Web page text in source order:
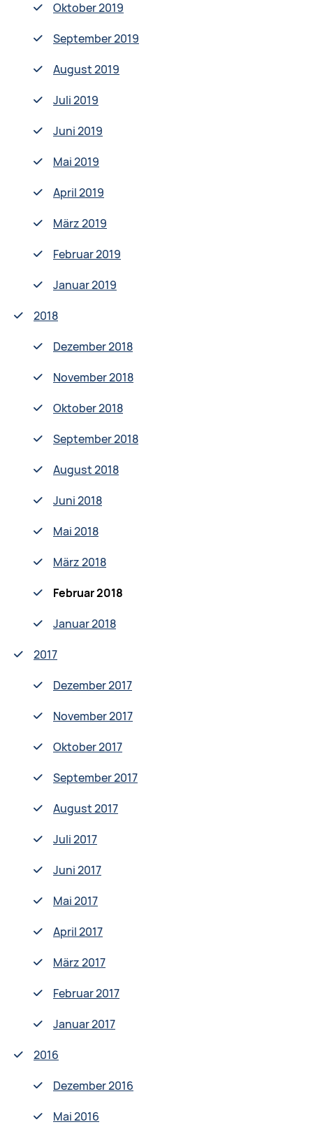
Oktober 2019
September 2019
August 2019
Juli 2019
Juni 2019
Mai 2019
April 2019
März 2019
Februar 2019
Januar 2019
2018
Dezember 2018
November 2018
Oktober 2018
September 2018
August 2018
Juni 2018
Mai 2018
März 2018
Februar 2018
Januar 2018
2017
Dezember 2017
November 2017
Oktober 2017
September 2017
August 2017
Juli 2017
Juni 2017
Mai 2017
April 2017
März 2017
Februar 2017
Januar 2017
2016
Dezember 2016
Mai 2016